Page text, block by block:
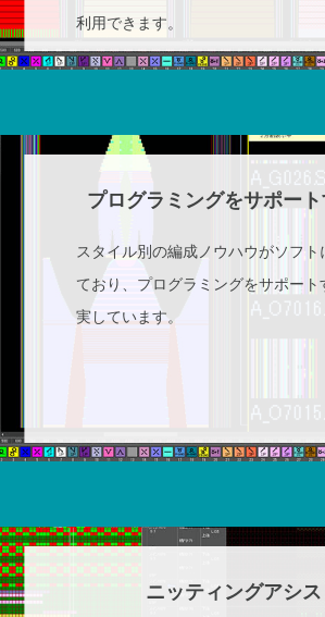
利用できます。
プログラミングをサポー
スタイル別の編成ノウハウがソフト
ており、プログラミングをサポート
実しています。
ニッティングアシス